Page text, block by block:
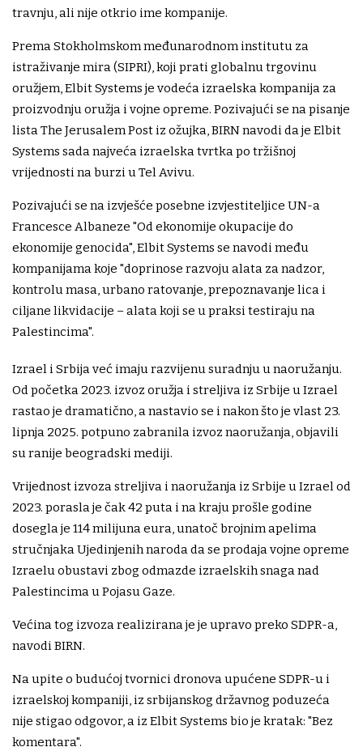
travnju, ali nije otkrio ime kompanije.
Prema Stokholmskom međunarodnom institutu za
istraživanje mira (SIPRI), koji prati globalnu trgovinu
oružjem, Elbit Systems je vodeća izraelska kompanija za
proizvodnju oružja i vojne opreme. Pozivajući se na pisanje
lista The Jerusalem Post iz ožujka, BIRN navodi da je Elbit
Systems sada najveća izraelska tvrtka po tržišnoj
vrijednosti na burzi u Tel Avivu.
Pozivajući se na izvješće posebne izvjestiteljice UN-a
Francesce Albaneze "Od ekonomije okupacije do
ekonomije genocida", Elbit Systems se navodi među
kompanijama koje "doprinose razvoju alata za nadzor,
kontrolu masa, urbano ratovanje, prepoznavanje lica i
ciljane likvidacije – alata koji se u praksi testiraju na
Palestincima".
Izrael i Srbija već imaju razvijenu suradnju u naoružanju.
Od početka 2023. izvoz oružja i streljiva iz Srbije u Izrael
rastao je dramatično, a nastavio se i nakon što je vlast 23.
lipnja 2025. potpuno zabranila izvoz naoružanja, objavili
su ranije beogradski mediji.
Vrijednost izvoza streljiva i naoružanja iz Srbije u Izrael od
2023. porasla je čak 42 puta i na kraju prošle godine
dosegla je 114 milijuna eura, unatoč brojnim apelima
stručnjaka Ujedinjenih naroda da se prodaja vojne opreme
Izraelu obustavi zbog odmazde izraelskih snaga nad
Palestincima u Pojasu Gaze.
Većina tog izvoza realizirana je je upravo preko SDPR-a,
navodi BIRN.
Na upite o budućoj tvornici dronova upućene SDPR-u i
izraelskoj kompaniji, iz srbijanskog državnog poduzeća
nije stigao odgovor, a iz Elbit Systems bio je kratak: "Bez
komentara".